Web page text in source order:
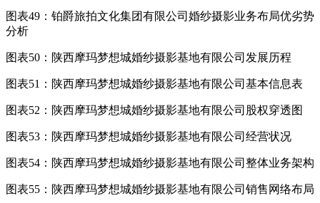
图表49：铂爵旅拍文化集团有限公司婚纱摄影业务布局优劣势
分析
图表50：陕西摩玛梦想城婚纱摄影基地有限公司发展历程
图表51：陕西摩玛梦想城婚纱摄影基地有限公司基本信息表
图表52：陕西摩玛梦想城婚纱摄影基地有限公司股权穿透图
图表53：陕西摩玛梦想城婚纱摄影基地有限公司经营状况
图表54：陕西摩玛梦想城婚纱摄影基地有限公司整体业务架构
图表55：陕西摩玛梦想城婚纱摄影基地有限公司销售网络布局